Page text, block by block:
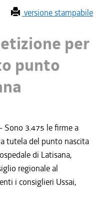
versione stampabile
per
punto
Sono 3.475 le firme a
tutela del punto nascita
di Latisana,
regionale al
i consiglieri Ussai,